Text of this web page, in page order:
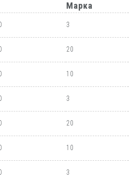
Марка
3
20
10
3
20
10
3